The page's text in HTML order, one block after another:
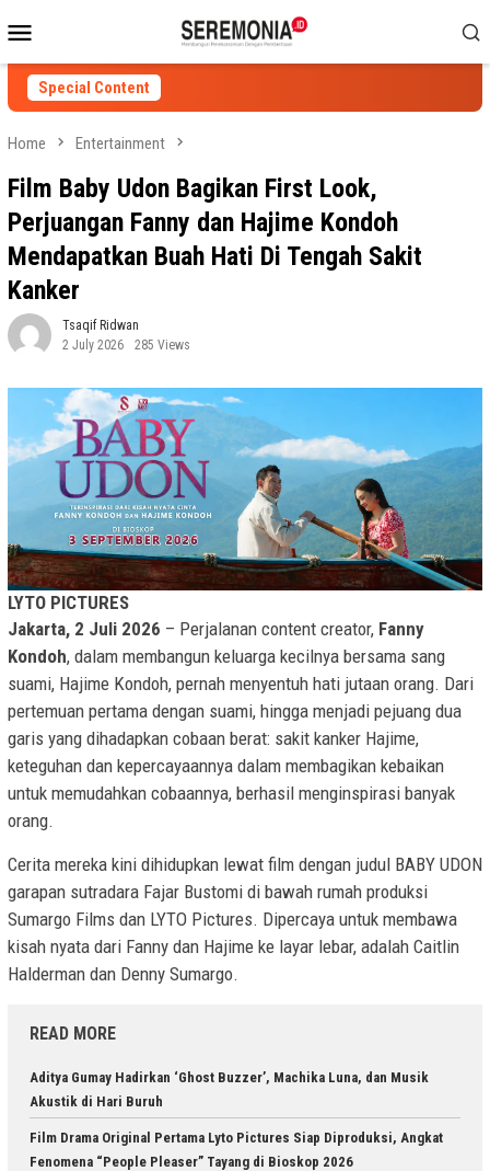
to
contentMenu
Special Content
Home Entertainment
Film Baby Udon Bagikan First Look,
Perjuangan Fanny dan Hajime Kondoh
Mendapatkan Buah Hati Di Tengah Sakit
Kanker
Tsaqif Ridwan
2 July 2026
285 Views
LYTO PICTURES
Jakarta, 2 Juli 2026 – Perjalanan content creator, Fanny
Kondoh, dalam membangun keluarga kecilnya bersama sang
suami, Hajime Kondoh, pernah menyentuh hati jutaan orang. Dari
pertemuan pertama dengan suami, hingga menjadi pejuang dua
garis yang dihadapkan cobaan berat: sakit kanker Hajime,
keteguhan dan kepercayaannya dalam membagikan kebaikan
untuk memudahkan cobaannya, berhasil menginspirasi banyak
orang.
Cerita mereka kini dihidupkan lewat film dengan judul BABY UDON
garapan sutradara Fajar Bustomi di bawah rumah produksi
Sumargo Films dan LYTO Pictures. Dipercaya untuk membawa
kisah nyata dari Fanny dan Hajime ke layar lebar, adalah Caitlin
Halderman dan Denny Sumargo.
READ MORE
Aditya Gumay Hadirkan ‘Ghost Buzzer’, Machika Luna, dan Musik
Akustik di Hari Buruh
Film Drama Original Pertama Lyto Pictures Siap Diproduksi, Angkat
Fenomena “People Pleaser” Tayang di Bioskop 2026